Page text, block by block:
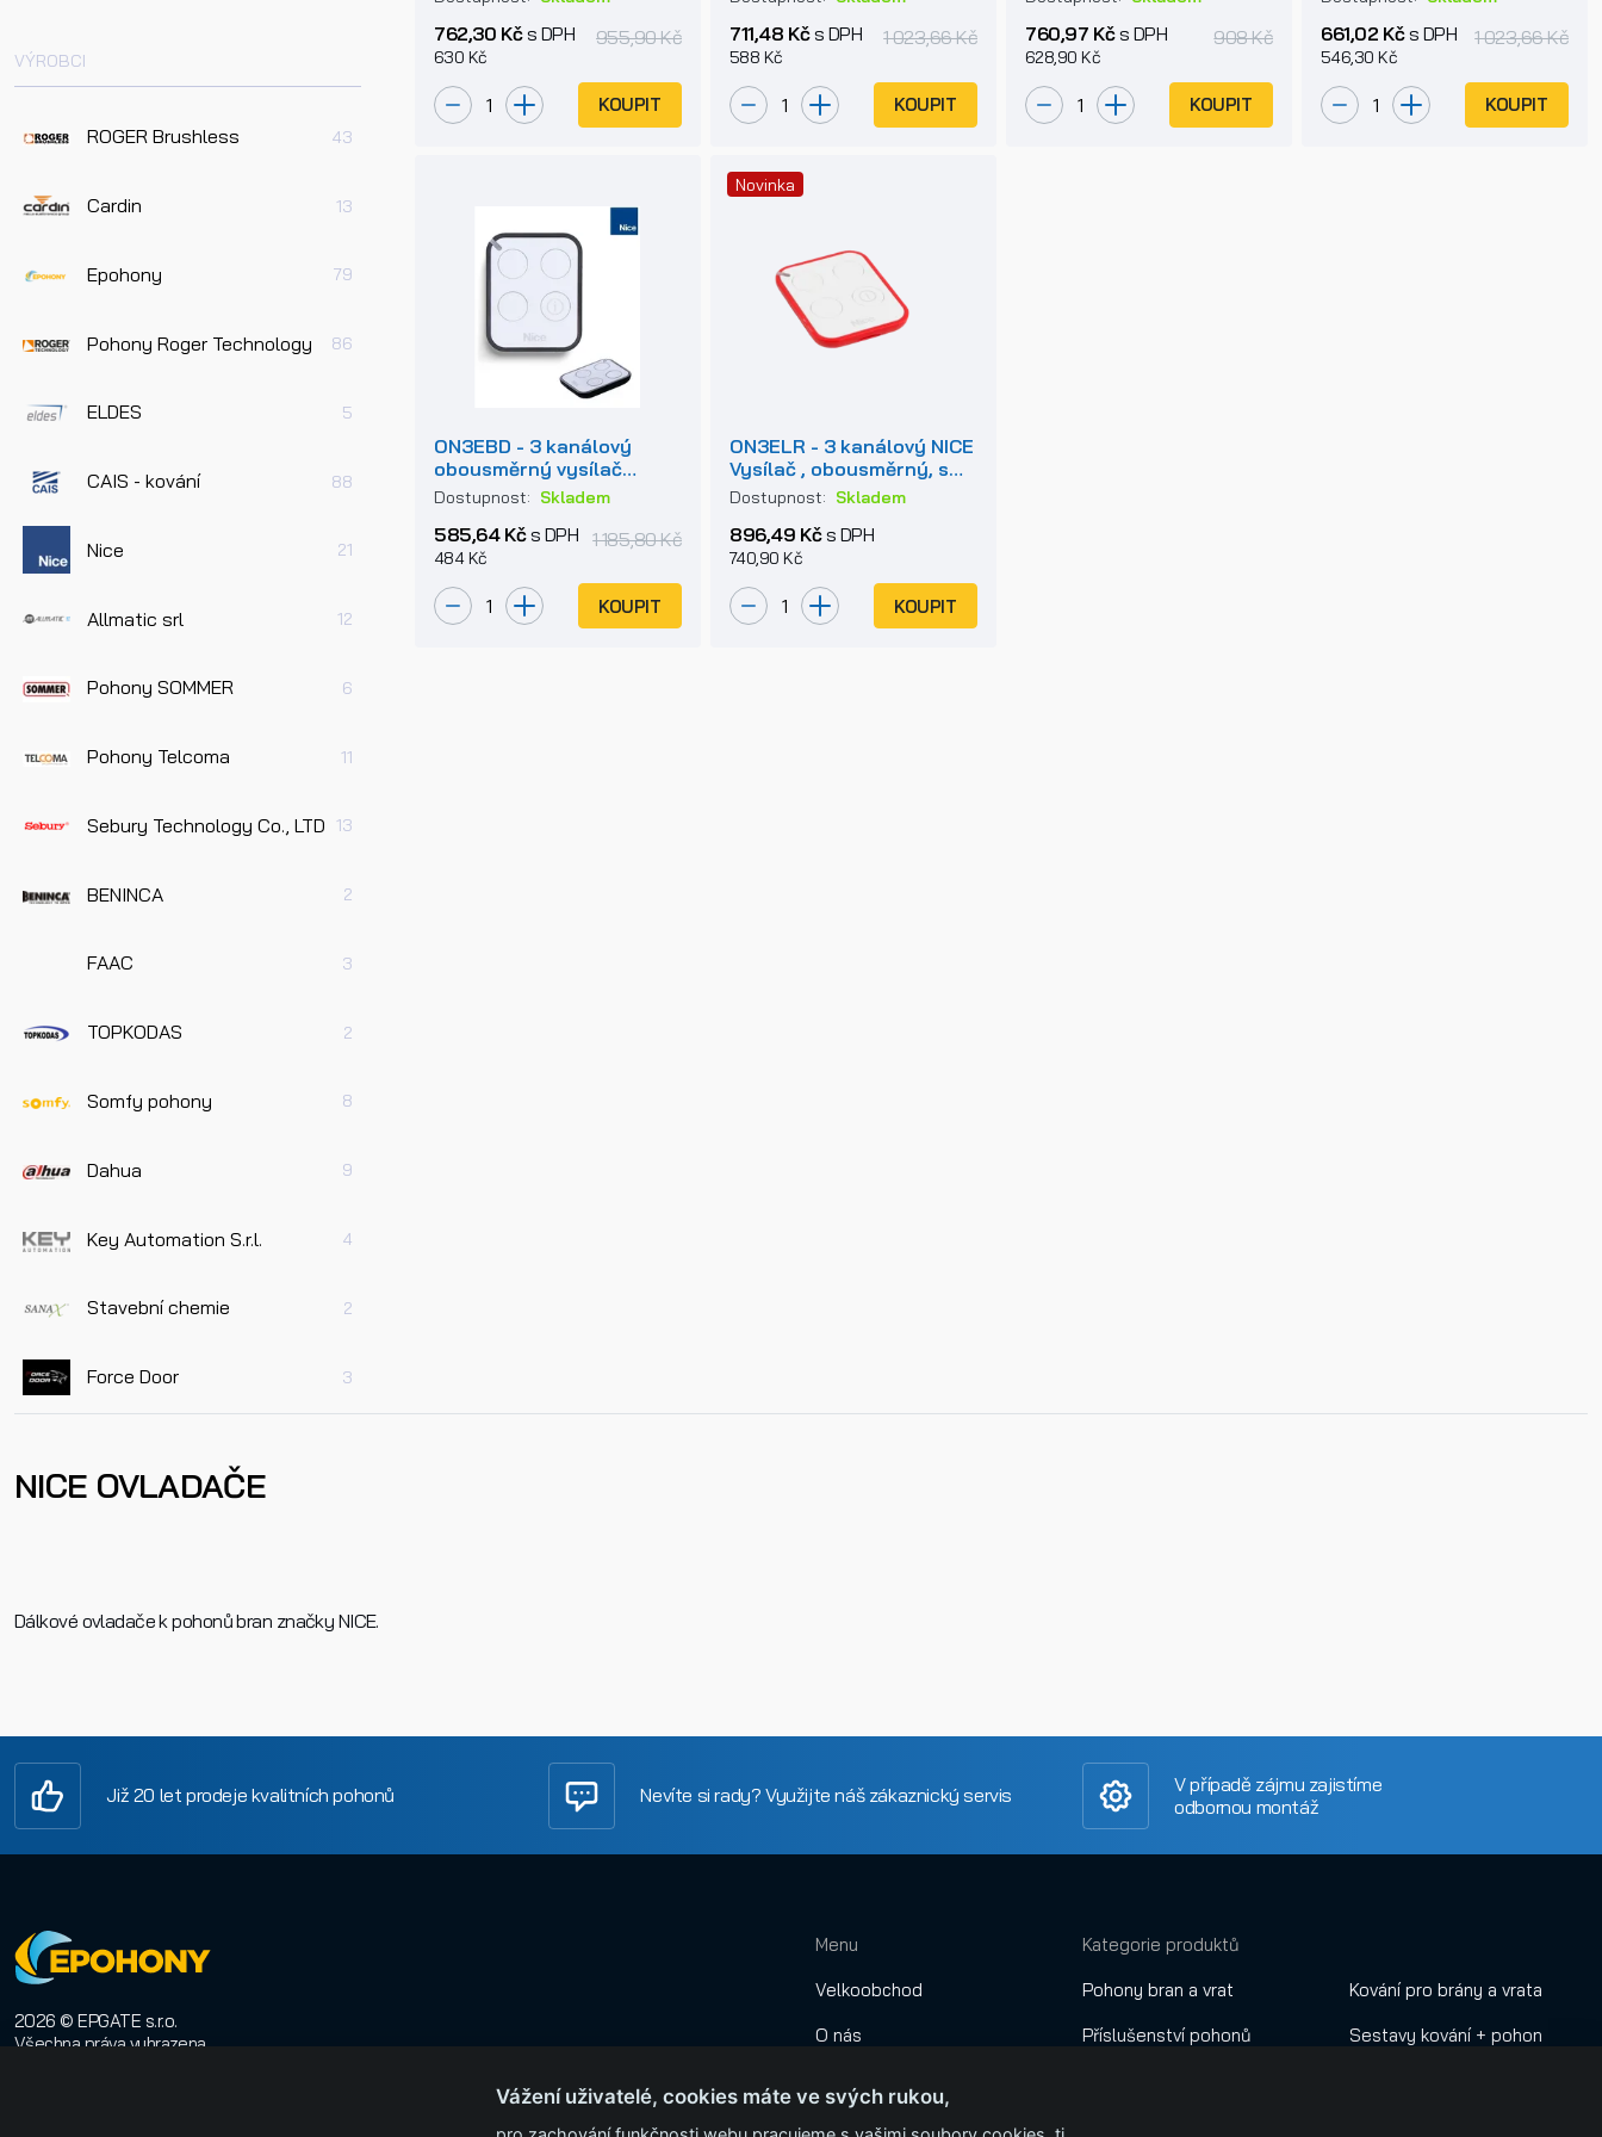
VÝROBCI
ROGER Brushless 43
Cardin 13
Epohony 79
Pohony Roger Technology 86
ELDES 5
CAIS - kování 88
Nice 21
Allmatic srl 12
Pohony SOMMER 6
Pohony Telcoma 11
Sebury Technology Co., LTD 13
BENINCA 2
FAAC 3
TOPKODAS 2
Somfy pohony 8
Dahua 9
Key Automation S.r.l. 4
Stavební chemie 2
Force Door 3
762,30 Kčs DPH
630 Kč
955,90 Kč
KOUPIT
711,48 Kčs DPH
588 Kč
1 023,66 Kč
KOUPIT
760,97 Kčs DPH
628,90 Kč
908 Kč
KOUPIT
661,02 Kčs DPH
546,30 Kč
1 023,66 Kč
KOUPIT
ON3EBD - 3 kanálový
obousměrný vysílač
433,92 MHz
Dostupnost: Skladem
585,64 Kčs DPH
484 Kč
1 185,80 Kč
KOUPIT
Novinka
ON3ELR - 3 kanálový NICE
Vysílač , obousměrný, s
dlouhým dosahem LoRa,
433,92 MHz, série ONE
Dostupnost: Skladem
896,49 Kčs DPH
740,90 Kč
KOUPIT
NICE OVLADAČE
Dálkové ovladače k pohonů bran značky NICE.
Již 20 let prodeje kvalitních pohonů Nevíte si rady? Využijte náš zákaznický servis
V případě zájmu zajistíme
odbornou montáž
2026 © EPGATE s.r.o.
Všechna práva vyhrazena
Menu
Velkoobchod
O nás
Montáže
Kategorie produktů
Pohony bran a vrat
Příslušenství pohonů
Kování pro brány a vrata
Sestavy kování + pohon
Vážení uživatelé, cookies máte ve svých rukou,